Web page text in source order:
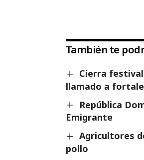
También te
Cierra
llamado a
República
Emigrante
Agricultores
pollo